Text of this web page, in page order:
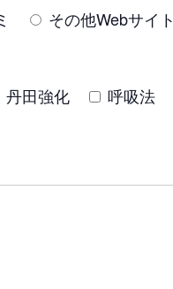
その他Webサイト
丹田強化
呼吸法